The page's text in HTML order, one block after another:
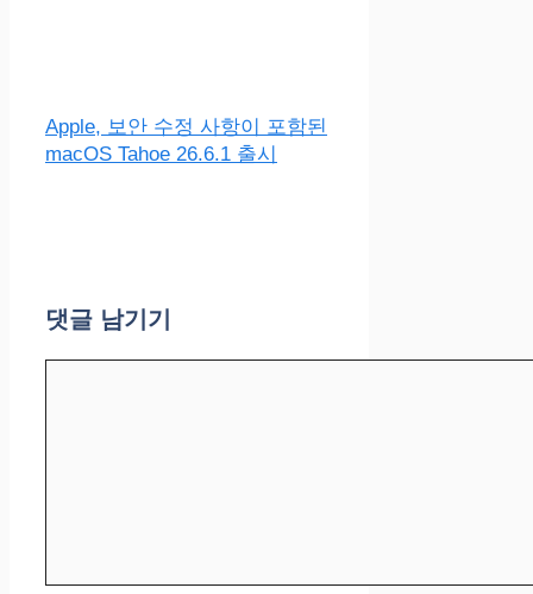
Apple, 보안 수정 사항이 포함된
macOS Tahoe 26.6.1 출시
댓글 남기기